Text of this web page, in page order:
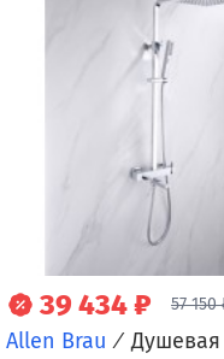
39 434 ₽ 57 150
Allen Brau / Душевая